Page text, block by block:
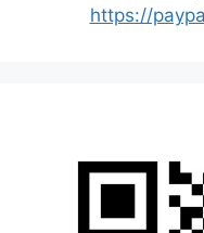
https://